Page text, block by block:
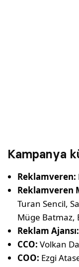
Kampanya
Reklamveren:
Reklamveren
Turan Sencil,
Müge Batmaz,
Reklam Ajansı:
CCO: Volkan
COO: Ezgi